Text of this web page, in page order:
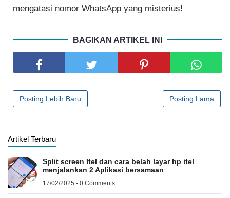
mengatasi nomor WhatsApp yang misterius!
BAGIKAN ARTIKEL INI
Posting Lebih Baru Posting Lama
Artikel Terbaru
Split screen Itel dan cara belah layar hp itel
menjalankan 2 Aplikasi bersamaan
17/02/2025 - 0 Comments